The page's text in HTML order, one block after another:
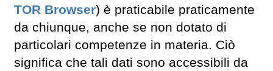
TOR Browser) è praticabile praticamente
da chiunque, anche se non dotato di
particolari competenze in materia. Ciò
significa che tali dati sono accessibili da